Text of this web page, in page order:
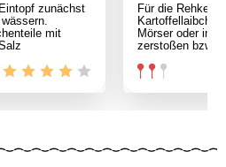
zunächst
mit
Für die
Mörser oder in
zerstoßen bzw.